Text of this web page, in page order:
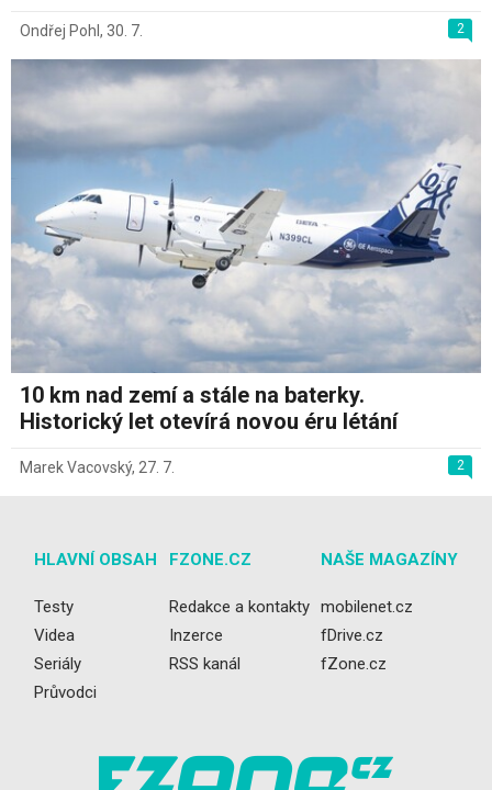
2
Ondřej Pohl , 30. 7.
10 km nad zemí a stále na baterky.
Historický let otevírá novou éru létání
2
Marek Vacovský, 27. 7.
HLAVNÍ OBSAH
Testy
Videa
Seriály
Průvodci
FZONE.CZ
Redakce a kontakty
Inzerce
RSS kanál
NAŠE MAGAZÍNY
mobilenet.cz
fDrive.cz
fZone.cz